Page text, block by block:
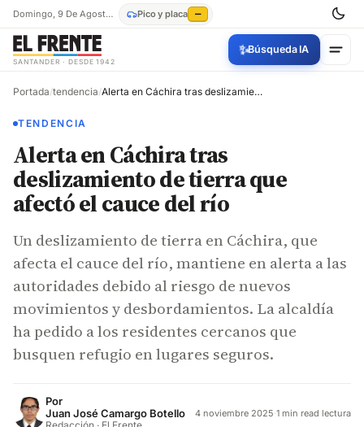
Domingo, 9 De Agosto De 2026 Pico y placa —
SANTANDER · DESDE 1942
✨Búsqueda IA
Portada/tendencia/ Alerta en Cáchira tras deslizamiento de tierra que afectó el cauce del río
TENDENCIA
Alerta en Cáchira tras
deslizamiento de tierra que
afectó el cauce del río
Un deslizamiento de tierra en Cáchira, que
afecta el cauce del río, mantiene en alerta a las
autoridades debido al riesgo de nuevos
movimientos y desbordamientos. La alcaldía
ha pedido a los residentes cercanos que
busquen refugio en lugares seguros.
Por
Juan José Camargo Botello
4 noviembre 2025·1 min read lectura